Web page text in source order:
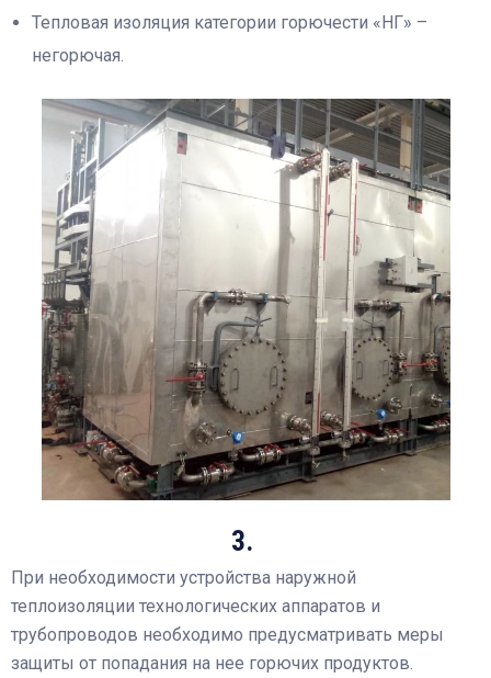
Тепловая изоляция категории горючести «НГ» –
негорючая.
3.
При необходимости устройства наружной
теплоизоляции технологических аппаратов и
трубопроводов необходимо предусматривать меры
защиты от попадания на нее горючих продуктов.